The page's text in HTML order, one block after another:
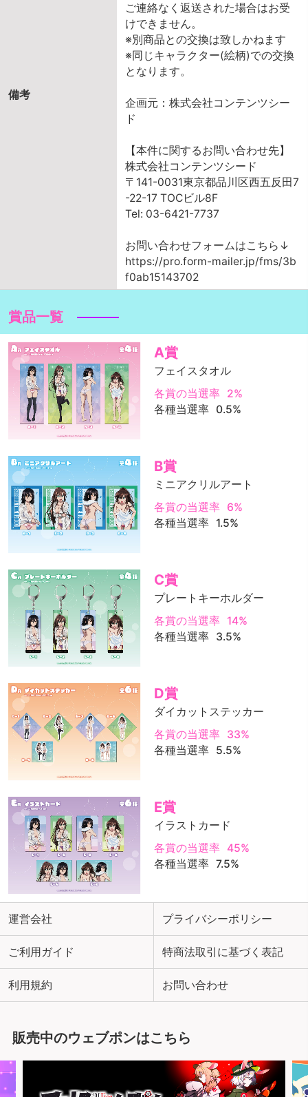
備考
ご連絡なく返送された場合はお受
けできません。
※別商品との交換は致しかねます
※同じキャラクター(絵柄)での交換
となります。
企画元：株式会社コンテンツシー
ド
【本件に関するお問い合わせ先】
株式会社コンテンツシード
〒141-0031東京都品川区西五反田7
-22-17 TOCビル8F
Tel: 03-6421-7737
お問い合わせフォームはこちら↓
https://pro.form-mailer.jp/fms/3b
f0ab15143702
賞品一覧
A賞
フェイスタオル
各賞の当選率 2%
各種当選率 0.5%
B賞
ミニアクリルアート
各賞の当選率 6%
各種当選率 1.5%
C賞
プレートキーホルダー
各賞の当選率 14%
各種当選率 3.5%
D賞
ダイカットステッカー
各賞の当選率 33%
各種当選率 5.5%
E賞
イラストカード
各賞の当選率 45%
各種当選率 7.5%
運営会社 プライバシーポリシー
ご利用ガイド 特商法取引に基づく表記
利用規約 お問い合わせ
販売中のウェブポンはこちら